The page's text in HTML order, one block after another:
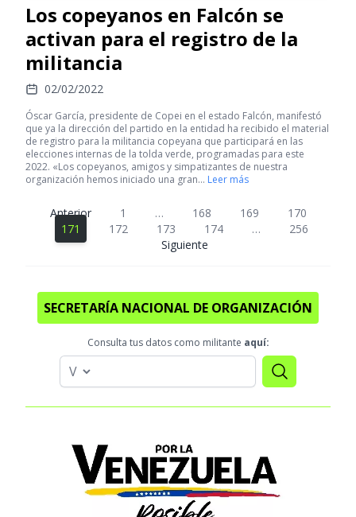
Los copeyanos en Falcón se
activan para el registro de la
militancia
02/02/2022
Óscar García, presidente de Copei en el estado Falcón, manifestó
que ya la dirección del partido en la entidad ha recibido el material
de registro para la militancia copeyana que participará en las
elecciones internas de la tolda verde, programadas para este
2022. «Los copeyanos, amigos y simpatizantes de nuestra
organización hemos iniciado una gran… Leer más
Anterior 1 … 168 169
170
171
172 173 174 …
256
Siguiente
SECRETARÍA NACIONAL DE ORGANIZACIÓN
Consulta tus datos como militante aquí: